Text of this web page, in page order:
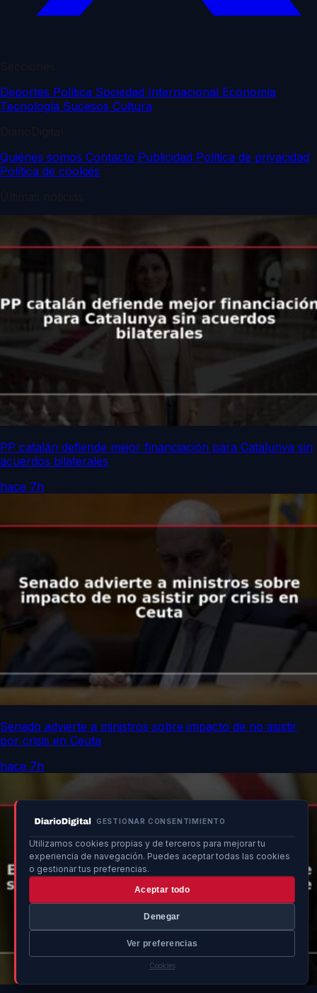
GESTIONAR CONSENTIMIENTO
Utilizamos cookies propias y de terceros para mejorar tu
experiencia de navegación. Puedes aceptar todas las cookies
o gestionar tus preferencias.
Aceptar todo
Denegar
Ver preferencias
Cookies
Deportes Política Sociedad Internacional Economía
Tecnología Sucesos Cultura
Quiénes somos Contacto Publicidad Política de privacidad
Política de cookies
PP catalán defiende mejor financiación para Catalunya sin
acuerdos bilaterales
hace 7h
Senado advierte a ministros sobre impacto de no asistir
por crisis en Ceuta
hace 7h